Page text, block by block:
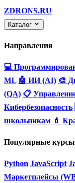
ZDRONS.RU
Каталог
Направления
💻
ML 🤖 ИИ (AI) 🎨
(QA) 📋
Кибербезопасность
школьникам 💄
Популярные курсы
Python JavaScript
Маркетплейсы